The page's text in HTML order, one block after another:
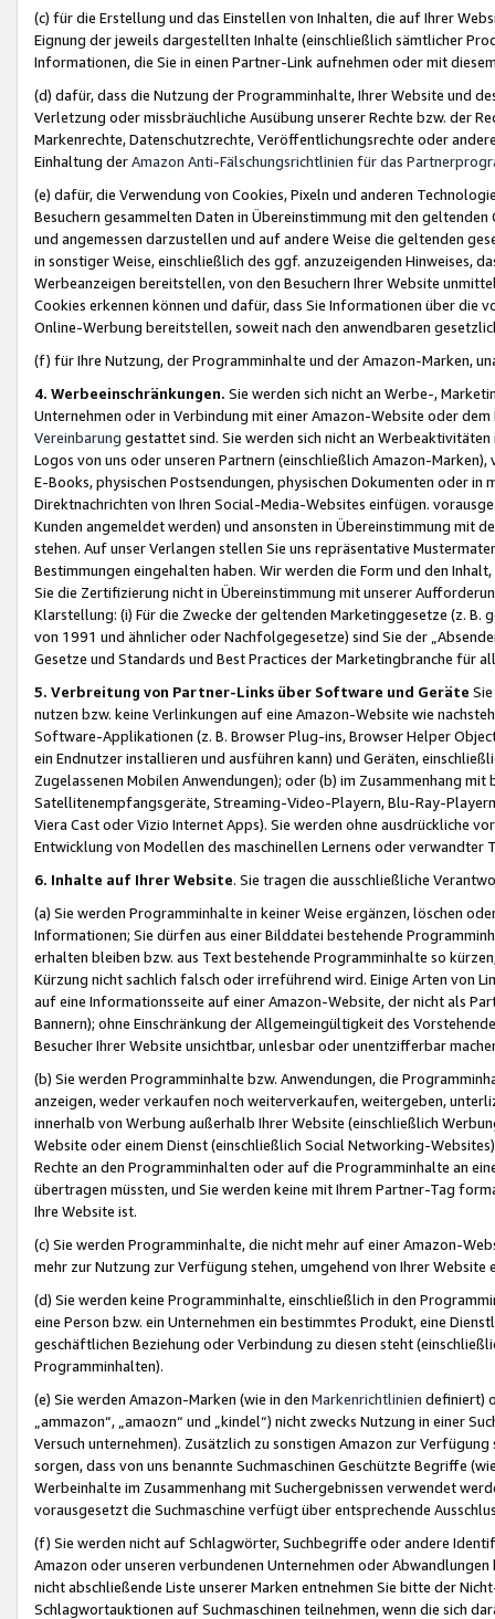
(c) für die Erstellung und das Einstellen von Inhalten, die auf Ihrer
Eignung der jeweils dargestellten Inhalte (einschließlich sämtlicher
Informationen, die Sie in einen Partner-Link aufnehmen oder mit
(d) dafür, dass die Nutzung der Programminhalte, Ihrer Website und
Verletzung oder missbräuchliche Ausübung unserer Rechte bzw. der
Markenrechte, Datenschutzrechte, Veröffentlichungsrechte oder
Einhaltung derAmazon Anti-Fälschungsrichtlinien für das
(e) dafür, die Verwendung von Cookies, Pixeln und anderen
Besuchern gesammelten Daten in Übereinstimmung mit den
und angemessen darzustellen und auf andere Weise die geltenden
in sonstiger Weise, einschließlich des ggf. anzuzeigenden Hinweises,
Werbeanzeigen bereitstellen, von den Besuchern Ihrer Website
Cookies erkennen können und dafür, dass Sie Informationen über die
Online-Werbung bereitstellen, soweit nach den anwendbaren
(f) für Ihre Nutzung, der Programminhalte und der Amazon-Marken,
4. Werbeeinschränkungen. Sie werden sich nicht an Werbe-,
Unternehmen oder in Verbindung mit einer Amazon-Website oder
Vereinbarung gestattet sind. Sie werden sich nicht an
Logos von uns oder unseren Partnern (einschließlich Amazon-
E-Books, physischen Postsendungen, physischen Dokumenten oder in
Direktnachrichten von Ihren Social-Media-Websites einfügen.
Kunden angemeldet werden) und ansonsten in Übereinstimmung mit
stehen. Auf unser Verlangen stellen Sie uns repräsentative
Bestimmungen eingehalten haben. Wir werden die Form und den
Sie die Zertifizierung nicht in Übereinstimmung mit unserer
Klarstellung: (i) Für die Zwecke der geltenden Marketinggesetze (z. B.
von 1991 und ähnlicher oder Nachfolgegesetze) sind Sie der
Gesetze und Standards und Best Practices der Marketingbranche für
5. Verbreitung von Partner-Links über Software und Geräte
nutzen bzw. keine Verlinkungen auf eine Amazon-Website wie
Software-Applikationen (z. B. Browser Plug-ins, Browser Helper
ein Endnutzer installieren und ausführen kann) und Geräten,
Zugelassenen Mobilen Anwendungen); oder (b) im Zusammenhang
Satellitenempfangsgeräte, Streaming-Video-Playern, Blu-Ray-
Viera Cast oder Vizio Internet Apps). Sie werden ohne ausdrückliche
Entwicklung von Modellen des maschinellen Lernens oder
6. Inhalte auf Ihrer Website. Sie tragen die ausschließliche
(a) Sie werden Programminhalte in keiner Weise ergänzen, löschen
Informationen; Sie dürfen aus einer Bilddatei bestehende
erhalten bleiben bzw. aus Text bestehende Programminhalte so
Kürzung nicht sachlich falsch oder irreführend wird. Einige Arten von
auf eine Informationsseite auf einer Amazon-Website, der nicht als
Bannern); ohne Einschränkung der Allgemeingültigkeit des
Besucher Ihrer Website unsichtbar, unlesbar oder unentzifferbar
(b) Sie werden Programminhalte bzw. Anwendungen, die
anzeigen, weder verkaufen noch weiterverkaufen, weitergeben,
innerhalb von Werbung außerhalb Ihrer Website (einschließlich
Website oder einem Dienst (einschließlich Social Networking-
Rechte an den Programminhalten oder auf die Programminhalte an
übertragen müssten, und Sie werden keine mit Ihrem Partner-Tag
Ihre Website ist.
(c) Sie werden Programminhalte, die nicht mehr auf einer Amazon-
mehr zur Nutzung zur Verfügung stehen, umgehend von Ihrer
(d) Sie werden keine Programminhalte, einschließlich in den
eine Person bzw. ein Unternehmen ein bestimmtes Produkt, eine
geschäftlichen Beziehung oder Verbindung zu diesen steht
Programminhalten).
(e) Sie werden Amazon-Marken (wie in den Markenrichtlinien definiert)
„ammazon“, „amaozn“ und „kindel“) nicht zwecks Nutzung in einer
Versuch unternehmen). Zusätzlich zu sonstigen Amazon zur
sorgen, dass von uns benannte Suchmaschinen Geschützte Begriffe
Werbeinhalte im Zusammenhang mit Suchergebnissen verwendet
vorausgesetzt die Suchmaschine verfügt über entsprechende
(f) Sie werden nicht auf Schlagwörter, Suchbegriffe oder andere
Amazon oder unseren verbundenen Unternehmen oder
nicht abschließende Liste unserer Marken entnehmen Sie bitte der
Schlagwortauktionen auf Suchmaschinen teilnehmen, wenn die sich